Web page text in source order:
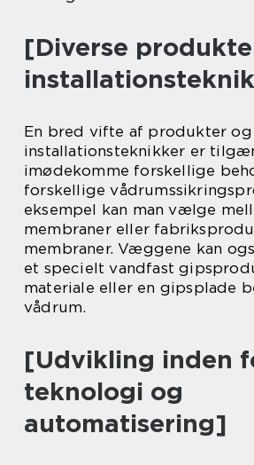
[Diverse
En bred vifte af produkter og
installationsteknikker er
imødekomme forskellige
forskellige
eksempel kan man vælge
membraner eller
membraner. Væggene kan
et specielt vandfast
materiale eller en gipsplade
vådrum.
[Udvikling inden
teknologi og
automatisering]